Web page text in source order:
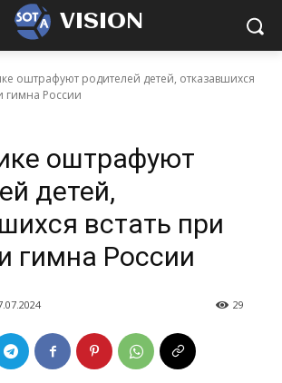
VISION
оштрафуют родителей детей, отказавшихся
гимна России
оштрафуют
детей,
встать при
гимна России
29